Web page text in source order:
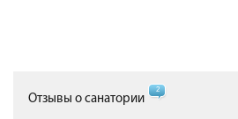
Отзывы о санатории
2